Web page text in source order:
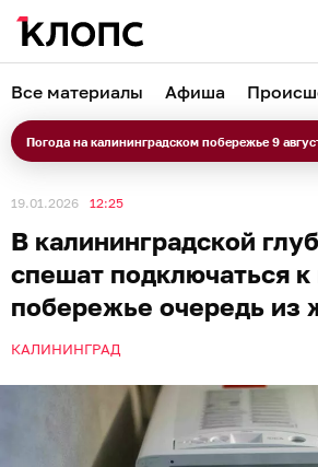
Все материалы Афиша
Погода на калининградском побережье 9
19.01.2026 12:25
В калининградской
спешат подключаться к
побережье очередь
КАЛИНИНГРАД